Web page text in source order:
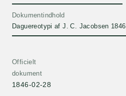
Dokumentindhold
Daguereotypi af J. C. Jacobsen 1846
Officielt
dokument
1846-02-28